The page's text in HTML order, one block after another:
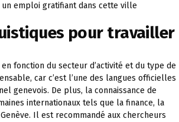
emploi gratifiant dans cette ville
pour travailler
fonction du secteur d’activité et du type de
car c’est l’une des langues officielles
genevois. De plus, la connaissance de
internationaux tels que la finance, la
Il est recommandé aux chercheurs